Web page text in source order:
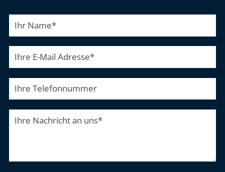
Ihr Name*
Ihre E-Mail Adresse*
Ihre Telefonnummer
Ihre Nachricht an uns*